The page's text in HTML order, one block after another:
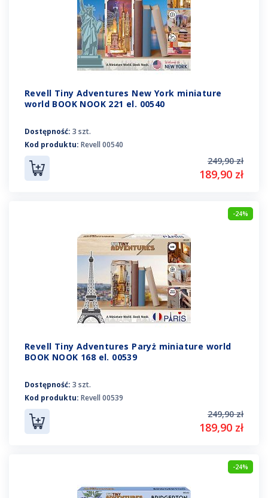
Revell Tiny Adventures New York miniature
world BOOK NOOK 221 el. 00540
Dostępność: 3 szt.
Kod produktu: Revell 00540
249,90 zł
189,90 zł
-24%
Revell Tiny Adventures Paryż miniature world
BOOK NOOK 168 el. 00539
Dostępność: 3 szt.
Kod produktu: Revell 00539
249,90 zł
189,90 zł
-24%